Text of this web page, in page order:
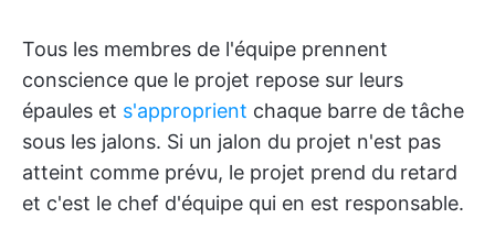
Tous les membres de l'équipe prennent
conscience que le projet repose sur leurs
épaules et s'approprient chaque barre de tâche
sous les jalons. Si un jalon du projet n'est pas
atteint comme prévu, le projet prend du retard
et c'est le chef d'équipe qui en est responsable.